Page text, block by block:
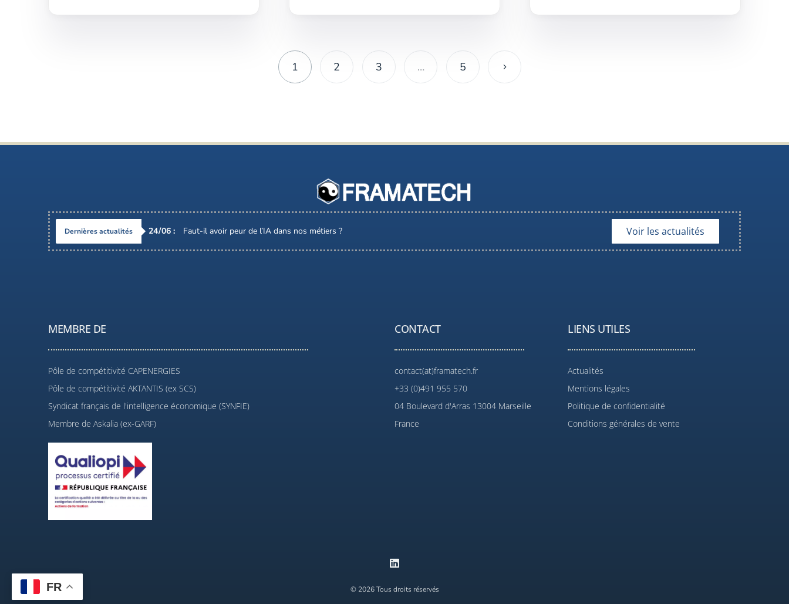
1 2 3 … 5
Dernières actualités 24/06 : Faut-il avoir peur de l’IA dans nos métiers ? Voir les actualités
MEMBRE DE
Pôle de compétitivité CAPENERGIES
Pôle de compétitivité AKTANTIS (ex SCS)
Syndicat français de l'intelligence économique (SYNFIE)
Membre de Askalia (ex-GARF)
CONTACT
contact(at)framatech.fr
+33 (0)491 955 570
04 Boulevard d'Arras 13004 Marseille
France
LIENS UTILES
Actualités
Mentions légales
Politique de confidentialité
Conditions générales de vente
© 2026 Tous droits réservés
FR